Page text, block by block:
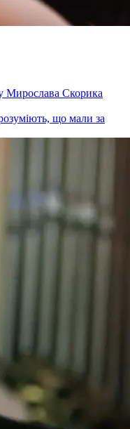
Мирослава Скорика
що мали за